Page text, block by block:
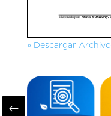
» Descargar Archivo
#